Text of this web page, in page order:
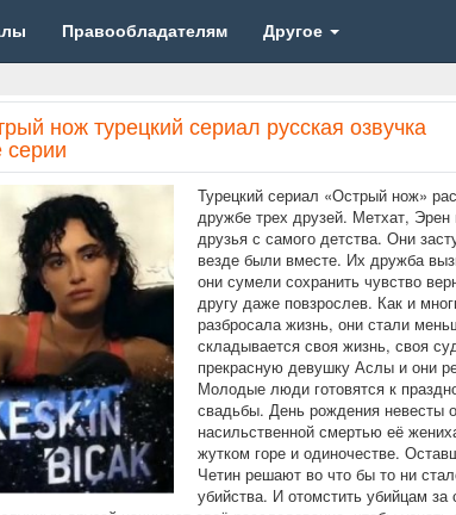
Правообладателям Другое
нож турецкий сериал русская озвучка
серии
Турецкий сериал «Острый нож»
дружбе трех друзей. Метхат,
друзья с самого детства. Они
везде были вместе. Их дружба
они сумели сохранить чувство
другу даже повзрослев. Как и
разбросала жизнь, они стали
складывается своя жизнь, своя
прекрасную девушку Аслы и они
Молодые люди готовятся к
свадьбы. День рождения невесты
насильственной смертью её
жутком горе и одиночестве.
Четин решают во что бы то ни
убийства. И отомстить убийцам